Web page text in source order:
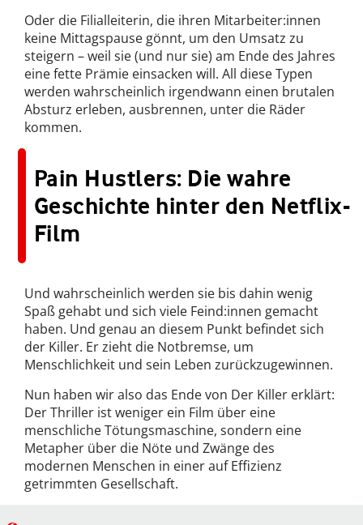
Oder die Filialleiterin, die ihren Mitarbeiter:innen
keine Mittagspause gönnt, um den Umsatz zu
steigern – weil sie (und nur sie) am Ende des Jahres
eine fette Prämie einsacken will. All diese Typen
werden wahrscheinlich irgendwann einen brutalen
Absturz erleben, ausbrennen, unter die Räder
kommen.
Pain Hustlers: Die wahre
Geschichte hinter den Netflix-
Film
Und wahrscheinlich werden sie bis dahin wenig
Spaß gehabt und sich viele Feind:innen gemacht
haben. Und genau an diesem Punkt befindet sich
der Killer. Er zieht die Notbremse, um
Menschlichkeit und sein Leben zurückzugewinnen.
Nun haben wir also das Ende von Der Killer erklärt:
Der Thriller ist weniger ein Film über eine
menschliche Tötungsmaschine, sondern eine
Metapher über die Nöte und Zwänge des
modernen Menschen in einer auf Effizienz
getrimmten Gesellschaft.